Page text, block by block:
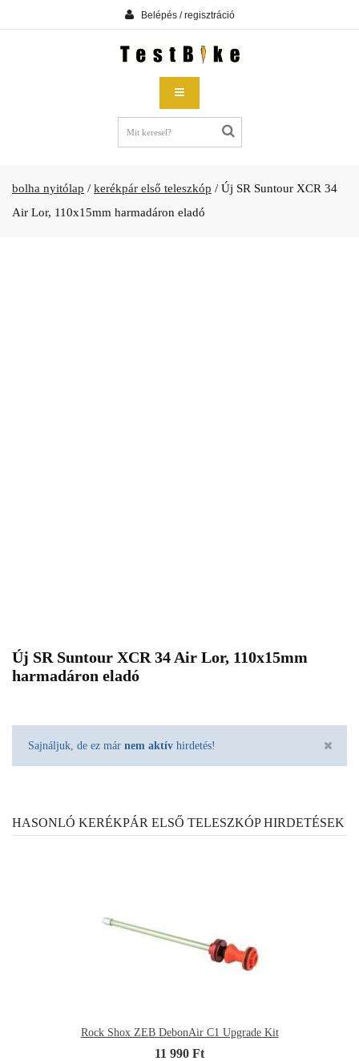
Belépés / regisztráció
bolha nyitólap / kerékpár első teleszkóp / Új SR Suntour XCR 34
Air Lor, 110x15mm harmadáron eladó
Új SR Suntour XCR 34 Air Lor, 110x15mm
harmadáron eladó
Sajnáljuk, de ez már nem aktív hirdetés!
HASONLÓ KERÉKPÁR ELSŐ TELESZKÓP HIRDETÉSEK
Rock Shox ZEB DebonAir C1 Upgrade Kit
11 990 Ft